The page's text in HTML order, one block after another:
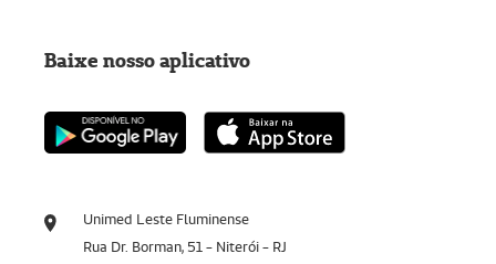
Unimed Leste Fluminense
Rua Dr. Borman, 51 - Niterói - RJ
Baixe nosso aplicativo